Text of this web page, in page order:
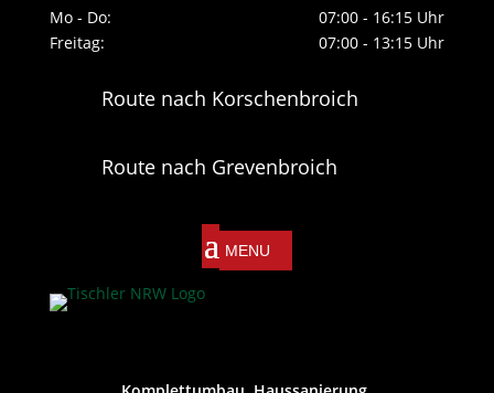
Mo - Do:
07:00 - 16:15 Uhr
Freitag:
07:00 - 13:15 Uhr
Route nach Korschenbroich
Route nach Grevenbroich